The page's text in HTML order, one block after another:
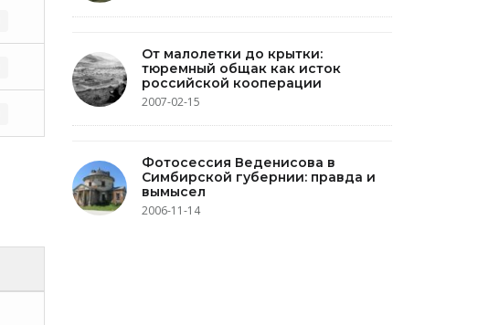
От малолетки до крытки:
тюремный общак как исток
российской кооперации
2007-02-15
Фотосессия Веденисова в
Симбирской губернии: правда и
вымысел
2006-11-14